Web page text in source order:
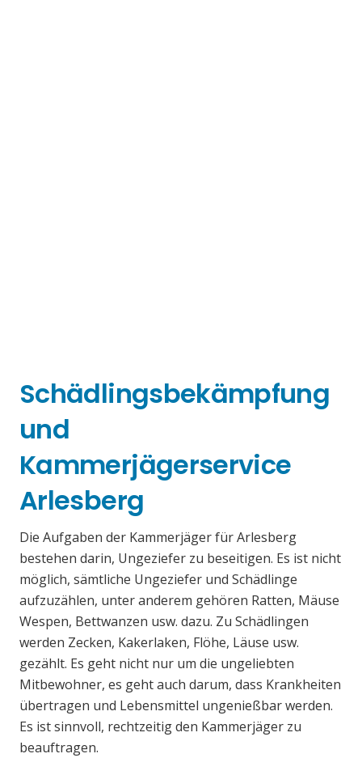
Schädlingsbekämpfung
und
Kammerjägerservice
Arlesberg
Die Aufgaben der Kammerjäger für Arlesberg
bestehen darin, Ungeziefer zu beseitigen. Es ist nicht
möglich, sämtliche Ungeziefer und Schädlinge
aufzuzählen, unter anderem gehören Ratten, Mäuse
Wespen, Bettwanzen usw. dazu. Zu Schädlingen
werden Zecken, Kakerlaken, Flöhe, Läuse usw.
gezählt. Es geht nicht nur um die ungeliebten
Mitbewohner, es geht auch darum, dass Krankheiten
übertragen und Lebensmittel ungenießbar werden.
Es ist sinnvoll, rechtzeitig den Kammerjäger zu
beauftragen.